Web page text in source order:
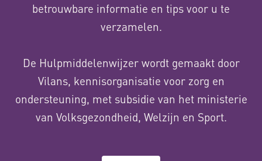
betrouwbare informatie en tips voor u te
verzamelen.
De Hulpmiddelenwijzer wordt gemaakt door
Vilans, kennisorganisatie voor zorg en
ondersteuning, met subsidie van het ministerie
van Volksgezondheid, Welzijn en Sport.